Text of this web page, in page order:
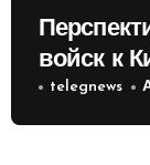
войск к
России
telegnews